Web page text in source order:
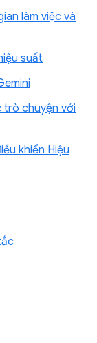
làm việc và
suất
trò chuyện với
khiển Hiệu